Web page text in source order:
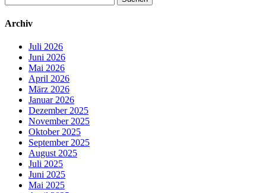
nach:
Archiv
Juli 2026
Juni 2026
Mai 2026
April 2026
März 2026
Januar 2026
Dezember 2025
November 2025
Oktober 2025
September 2025
August 2025
Juli 2025
Juni 2025
Mai 2025